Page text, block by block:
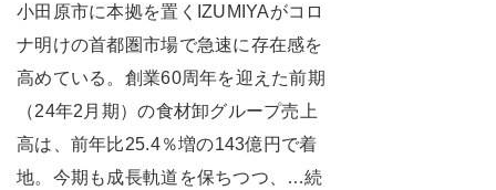
小田原市に本拠を置くIZUMIYAがコロ
ナ明けの首都圏市場で急速に存在感を
高めている。創業60周年を迎えた前期
（24年2月期）の食材卸グループ売上
高は、前年比25.4％増の143億円で着
地。今期も成長軌道を保ちつつ、…続